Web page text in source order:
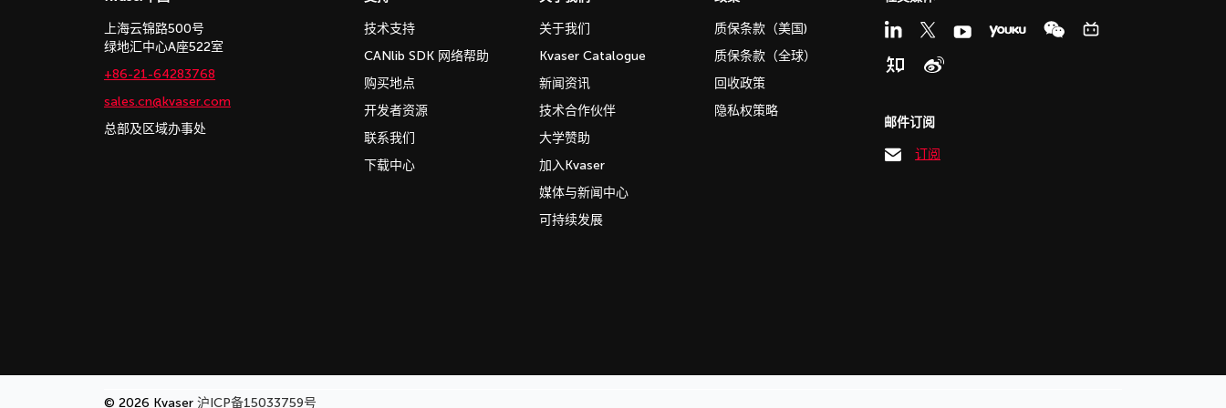
上海云锦路500号
绿地汇中心A座522室
+86-21-64283768
sales.cn@kvaser.com
总部及区域办事处
技术支持
CANlib SDK 网络帮助
购买地点
开发者资源
联系我们
下载中心
关于我们
Kvaser Catalogue
新闻资讯
技术合作伙伴
大学赞助
加入Kvaser
媒体与新闻中心
可持续发展
质保条款（美国)
质保条款（全球）
回收政策
隐私权策略
邮件订阅
订阅
© 2026 Kvaser 沪ICP备15033759号